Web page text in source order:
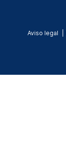
Aviso legal